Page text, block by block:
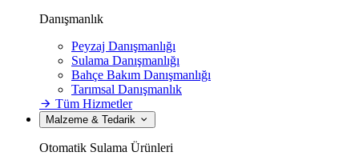
Danışmanlık
Peyzaj Danışmanlığı
Sulama Danışmanlığı
Bahçe Bakım Danışmanlığı
Tarımsal Danışmanlık
Tüm Hizmetler
Malzeme & Tedarik
Otomatik Sulama Ürünleri